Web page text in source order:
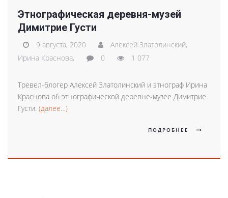
Этнографическая деревня-музей
Димитрие Густи
9 августа, 2020
Алексей Златолинский,
Ирина Краснова,
0 1 077
Тревел-блогер Алексей Златолинский и этнограф Ирина
Краснова об этнографической деревне-музее Димитрие
Густи. (далее…)
ПОДРОБНЕЕ